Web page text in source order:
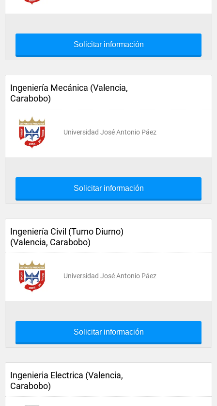
Solicitar información
Ingeniería Mecánica (Valencia,
Carabobo)
Universidad José Antonio Páez
Solicitar información
Ingeniería Civil (Turno Diurno)
(Valencia, Carabobo)
Universidad José Antonio Páez
Solicitar información
Ingenieria Electrica (Valencia,
Carabobo)